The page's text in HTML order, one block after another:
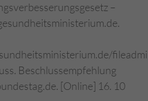
–
Beschlussempfehlung
[Online] 16. 10